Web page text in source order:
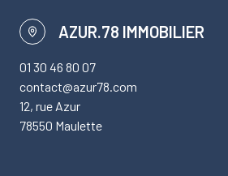
AZUR.78 IMMOBILIER
01 30 46 80 07
contact@azur78.com
12, rue Azur
78550 Maulette